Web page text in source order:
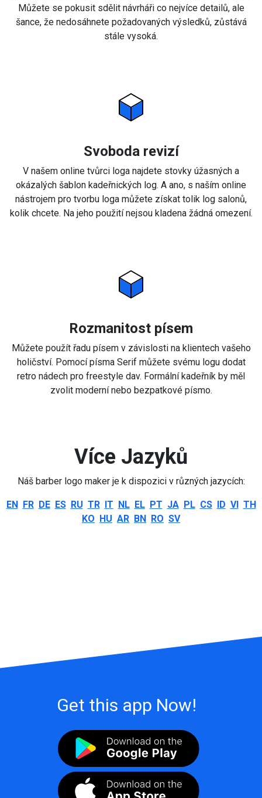
Můžete se pokusit sdělit návrháři co nejvíce detailů, ale
šance, že nedosáhnete požadovaných výsledků, zůstává
stále vysoká.
Svoboda revizí
V našem online tvůrci loga najdete stovky úžasných a
okázalých šablon kadeřnických log. A ano, s naším online
nástrojem pro tvorbu loga můžete získat tolik log salonů,
kolik chcete. Na jeho použití nejsou kladena žádná omezení.
Rozmanitost písem
Můžete použít řadu písem v závislosti na klientech vašeho
holičství. Pomocí písma Serif můžete svému logu dodat
retro nádech pro freestyle dav. Formální kadeřník by měl
zvolit moderní nebo bezpatkové písmo.
Více Jazyků
Náš barber logo maker je k dispozici v různých jazycích:
EN FR DE ES RU TR IT NL EL PT JA PL CS ID VI TH
KO HU AR BN RO SV
Get this app Now!